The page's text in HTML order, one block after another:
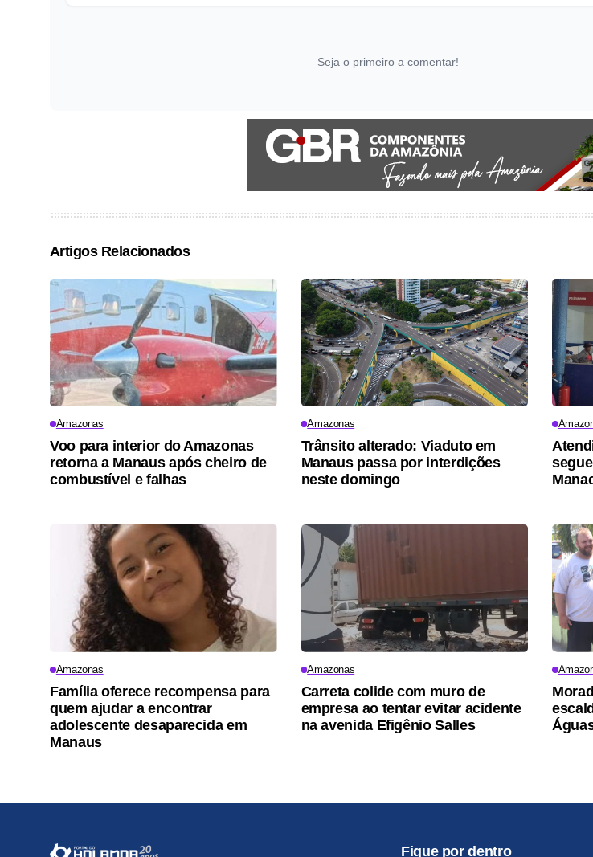
Seja o primeiro a comentar!
Artigos Relacionados
Amazonas
Voo para interior do Amazonas
retorna a Manaus após cheiro de
combustível e falhas
Amazonas
Trânsito alterado: Viaduto em
Manaus passa por interdições
neste domingo
Amazonas
Família oferece recompensa para
quem ajudar a encontrar
adolescente desaparecida em
Manaus
Amazonas
Carreta colide com muro de
empresa ao tentar evitar acidente
na avenida Efigênio Salles
Fique por dentro